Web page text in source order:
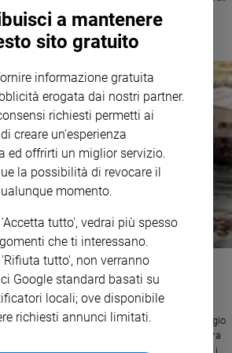
però, continua a essere coperta da
non può andare oltre con le indagini. Le
stranezza: si parla molto di personaggi somali,
dalle telemine ai barconi dei
questi giorni emerge la storia di un personaggio
Secondo i servizi segreti interni (il Sisde, ora
venduto armi, negli anni ’90 avrebbe trafficato in
a mantenere
sito gratuito
informazione gratuita
erogata dai nostri partner.
richiesti permetti ai
creare un'esperienza
ed offrirti un miglior servizio.
la possibilità di revocare il
momento.
tutto', vedrai più spesso
che ti interessano.
tutto', non verranno
Google standard basati su
locali; ove disponibile
richiesti annunci limitati.